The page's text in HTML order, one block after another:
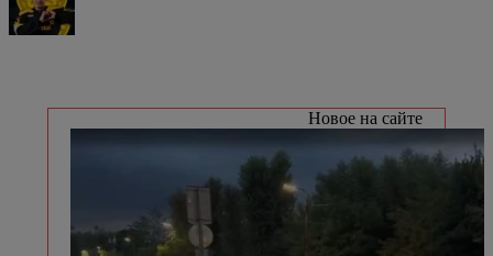
Новое на сайте